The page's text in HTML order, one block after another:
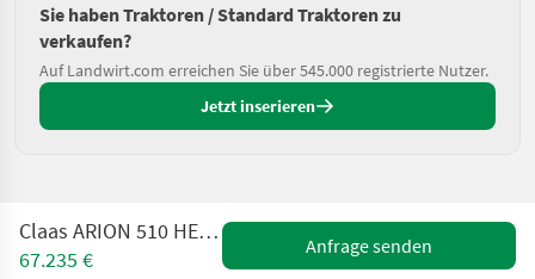
Sie haben Traktoren / Standard Traktoren zu
verkaufen?
Auf Landwirt.com erreichen Sie über 545.000 registrierte Nutzer.
Jetzt inserieren
Claas ARION 510 HEXA CIS inkl. FL 120 C
67.235 €
Anfrage senden